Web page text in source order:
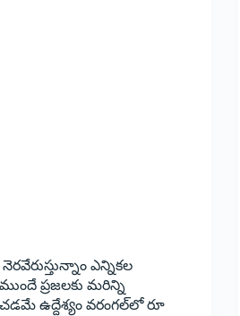
ఎన్నికల
ప్రజలకు మరిన్ని
ఉద్దేశ్యం వరంగల్‌లో రూ